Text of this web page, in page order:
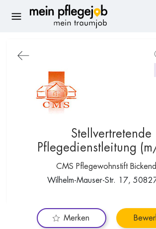
Stellvertretende
Pflegedienstleitung
CMS Pflegewohnstift
Wilhelm-Mauser-Str. 17,
Merken